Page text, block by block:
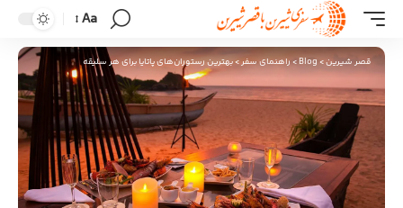
Aa
قصر شیرین>
Blog
>راهنمای سفر>بهترین رستوران‌های پاتایا برای هر سلیقه